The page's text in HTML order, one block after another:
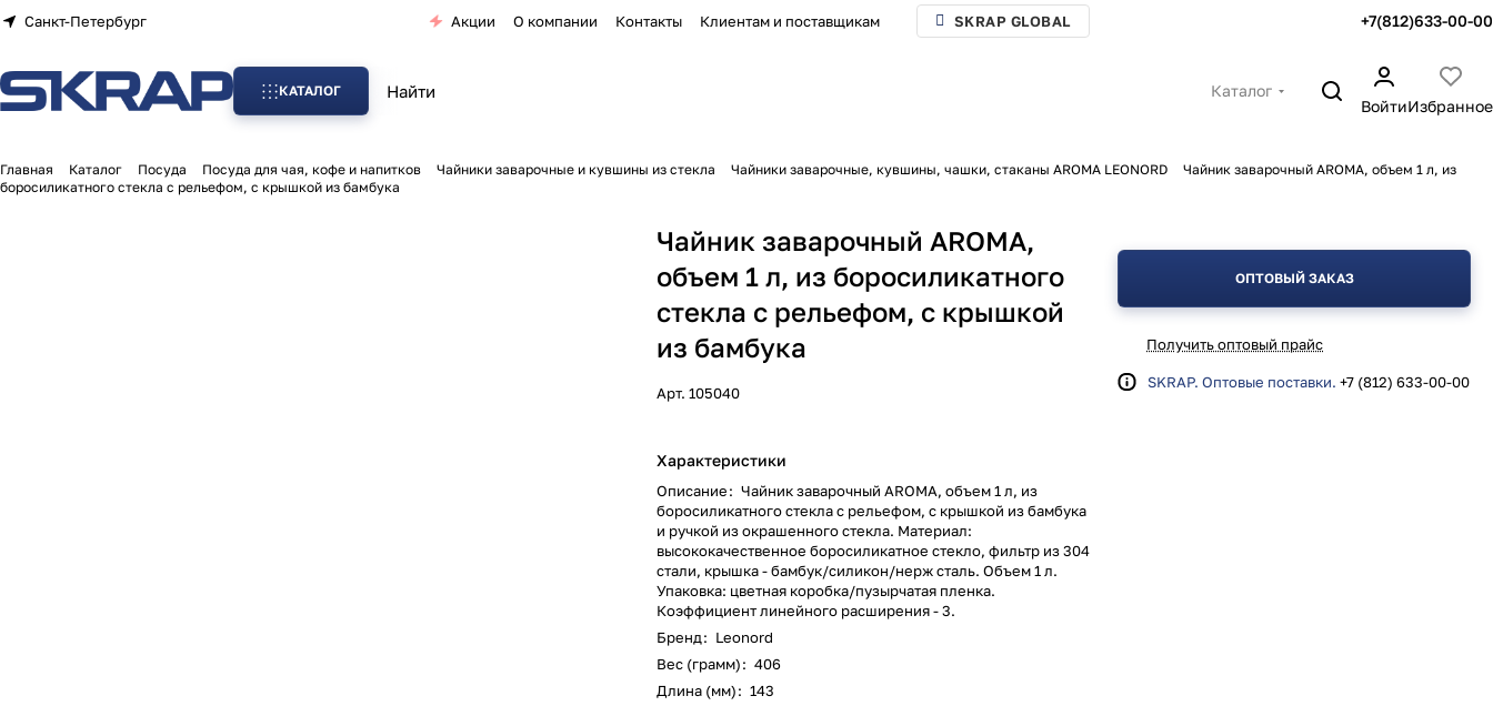
Санкт-Петербург Акции О компании Контакты Клиентам и поставщикам SKRAP GLOBAL +7(812)633-00-00
КАТАЛОГ
Каталог
ВойтиИзбранное
Главная Каталог Посуда Посуда для чая, кофе и напитков Чайники заварочные и кувшины из стекла Чайники заварочные, кувшины, чашки, стаканы AROMA LEONORD
Чайник заварочный AROMA, объем 1 л, из
боросиликатного стекла с рельефом, с крышкой из бамбука
Чайник заварочный AROMA,
объем 1 л, из боросиликатного
стекла с рельефом, с крышкой
из бамбука
Арт.105040
Характеристики
Описание: Чайник заварочный AROMA, объем 1 л, из
боросиликатного стекла с рельефом, с крышкой из бамбука
и ручкой из окрашенного стекла. Материал:
высококачественное боросиликатное стекло, фильтр из 304
стали, крышка - бамбук/силикон/нерж сталь. Объем 1 л.
Упаковка: цветная коробка/пузырчатая пленка.
Коэффициент линейного расширения - 3.
Бренд: Leonord
Вес (грамм): 406
Длина (мм): 143
ОПТОВЫЙ ЗАКАЗ
Получить оптовый прайс
SKRAP. Оптовые поставки. +7 (812) 633-00-00